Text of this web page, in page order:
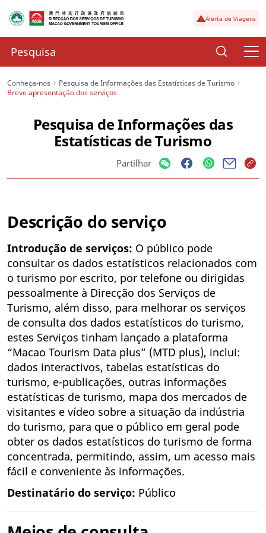
Alerta de Viagens
Conheça-nos
Pesquisa de Informações das Estatísticas de Turismo
Breve apresentação dos serviços
Pesquisa de Informações das
Estatísticas de Turismo
Partilhar
Descrição do serviço
Introdução de serviços: O público pode
consultar os dados estatísticos relacionados com
o turismo por escrito, por telefone ou dirigidas
pessoalmente à Direcção dos Serviços de
Turismo, além disso, para melhorar os serviços
de consulta dos dados estatísticos do turismo,
estes Serviços tinham lançado a plataforma
“Macao Tourism Data plus” (MTD plus), inclui:
dados interactivos, tabelas estatísticas do
turismo, e-publicações, outras informações
estatísticas de turismo, mapa dos mercados de
visitantes e vídeo sobre a situação da indústria
do turismo, para que o público em geral pode
obter os dados estatísticos do turismo de forma
concentrada, permitindo, assim, um acesso mais
fácil e conveniente às informações.
Destinatário do serviço: Público